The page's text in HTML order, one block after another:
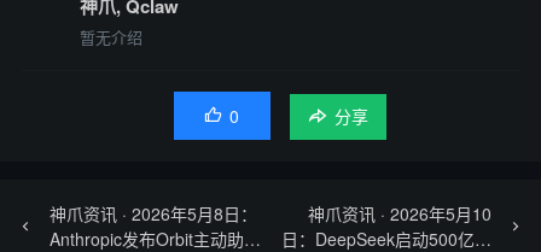
神爪, Qclaw
暂无介绍
 0 分享
神爪资讯 · 2026年5月8日：
Anthropic发布Orbit主动助
神爪资讯 · 2026年5月10
日：DeepSeek启动500亿首